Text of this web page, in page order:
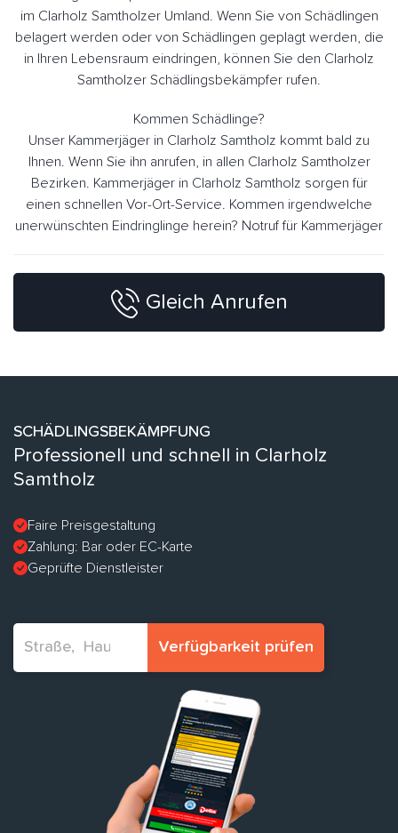
im Clarholz Samtholzer Umland. Wenn Sie von Schädlingen
belagert werden oder von Schädlingen geplagt werden, die
in Ihren Lebensraum eindringen, können Sie den Clarholz
Samtholzer Schädlingsbekämpfer rufen.
Kommen Schädlinge?
Unser Kammerjäger in Clarholz Samtholz kommt bald zu
Ihnen. Wenn Sie ihn anrufen, in allen Clarholz Samtholzer
Bezirken. Kammerjäger in Clarholz Samtholz sorgen für
einen schnellen Vor-Ort-Service. Kommen irgendwelche
unerwünschten Eindringlinge herein? Notruf für Kammerjäger
Gleich Anrufen
SCHÄDLINGSBEKÄMPFUNG
Professionell und schnell in Clarholz
Samtholz
Faire Preisgestaltung
Zahlung: Bar oder EC-Karte
Geprüfte Dienstleister
Verfügbarkeit prüfen